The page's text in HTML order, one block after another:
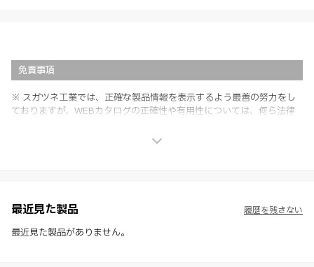
免責事項
※ スガツネ工業では、正確な製品情報を表示するよう最善の努力をし
ておりますが、WEBカタログの正確性や有用性については、何ら法律
社製品の使用ご検討、又は販売促進目的の利用に限ります。
※ 本WEBサイト製品情報のご利用にあたっては、WEBサイト利用規
約、プライバシーポリシー、製品情報ガイドをご確認いただき、内容の
最近見た製品
最近見た製品がありません。
履歴を残さない